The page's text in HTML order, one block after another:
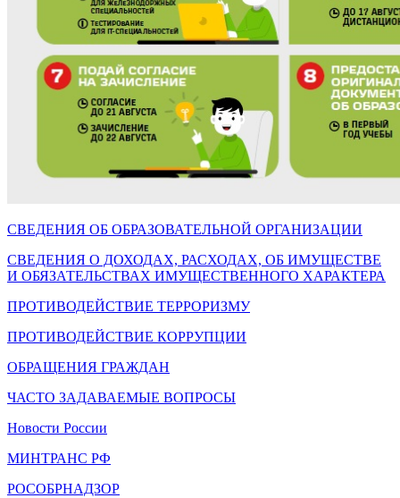
СВЕДЕНИЯ ОБ ОБРАЗОВАТЕЛЬНОЙ ОРГАНИЗАЦИИ
СВЕДЕНИЯ О ДОХОДАХ, РАСХОДАХ, ОБ ИМУЩЕСТВЕ
И ОБЯЗАТЕЛЬСТВАХ ИМУЩЕСТВЕННОГО ХАРАКТЕРА
ПРОТИВОДЕЙСТВИЕ ТЕРРОРИЗМУ
ПРОТИВОДЕЙСТВИЕ КОРРУПЦИИ
ОБРАЩЕНИЯ ГРАЖДАН
ЧАСТО ЗАДАВАЕМЫЕ ВОПРОСЫ
Новости России
МИНТРАНС РФ
РОСОБРНАДЗОР